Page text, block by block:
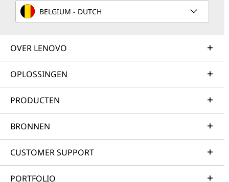
BELGIUM - DUTCH
OVER LENOVO
OPLOSSINGEN
PRODUCTEN
BRONNEN
CUSTOMER SUPPORT
PORTFOLIO